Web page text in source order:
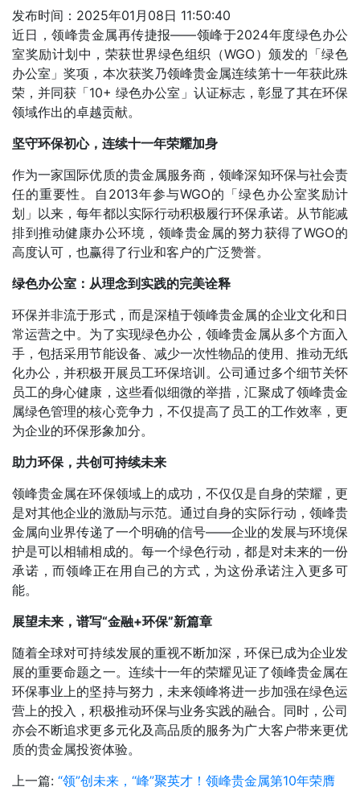
发布时间：2025年01月08日 11:50:40
近日，领峰贵金属再传捷报——领峰于2024年度绿色办公
室奖励计划中，荣获世界绿色组织（WGO）颁发的「绿色
办公室」奖项，本次获奖乃领峰贵金属连续第十一年获此殊
荣，并同获「10+ 绿色办公室」认证标志，彰显了其在环保
领域作出的卓越贡献。
坚守环保初心，连续十一年荣耀加身
作为一家国际优质的贵金属服务商，领峰深知环保与社会责
任的重要性。自2013年参与WGO的「绿色办公室奖励计
划」以来，每年都以实际行动积极履行环保承诺。从节能减
排到推动健康办公环境，领峰贵金属的努力获得了WGO的
高度认可，也赢得了行业和客户的广泛赞誉。
绿色办公室：从理念到实践的完美诠释
环保并非流于形式，而是深植于领峰贵金属的企业文化和日
常运营之中。为了实现绿色办公，领峰贵金属从多个方面入
手，包括采用节能设备、减少一次性物品的使用、推动无纸
化办公，并积极开展员工环保培训。公司通过多个细节关怀
员工的身心健康，这些看似细微的举措，汇聚成了领峰贵金
属绿色管理的核心竞争力，不仅提高了员工的工作效率，更
为企业的环保形象加分。
助力环保，共创可持续未来
领峰贵金属在环保领域上的成功，不仅仅是自身的荣耀，更
是对其他企业的激励与示范。通过自身的实际行动，领峰贵
金属向业界传递了一个明确的信号——企业的发展与环境保
护是可以相辅相成的。每一个绿色行动，都是对未来的一份
承诺，而领峰正在用自己的方式，为这份承诺注入更多可
能。
展望未来，谱写“金融+环保”新篇章
随着全球对可持续发展的重视不断加深，环保已成为企业发
展的重要命题之一。连续十一年的荣耀见证了领峰贵金属在
环保事业上的坚持与努力，未来领峰将进一步加强在绿色运
营上的投入，积极推动环保与业务实践的融合。同时，公司
亦会不断追求更多元化及高品质的服务为广大客户带来更优
质的贵金属投资体验。
上一篇: “领”创未来，“峰”聚英才！领峰贵金属第10年荣膺